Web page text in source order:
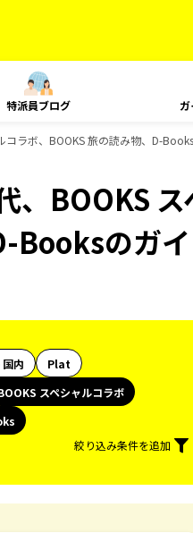
特派員ブログ
ラボ、BOOKS 旅の読み物、D-
、BOOKS ス
Booksのガイ
内
Plat
スペシャルコラボ
絞り込み条件を追加